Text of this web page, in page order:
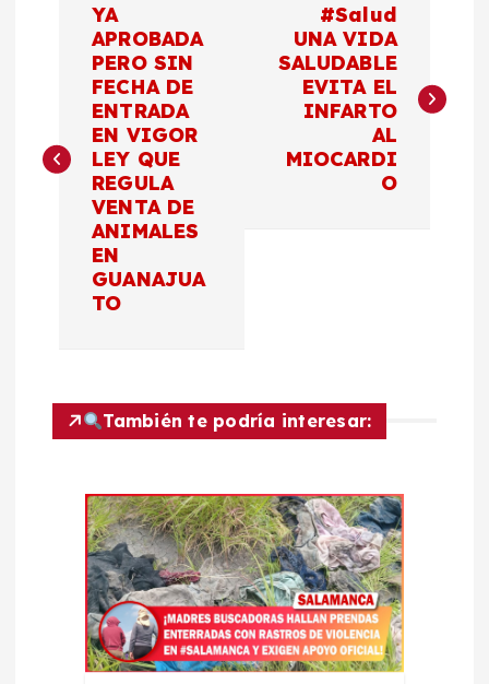
e
YA
APROBADA
PERO SIN
FECHA DE
ENTRADA
EN VIGOR
LEY QUE
REGULA
VENTA DE
ANIMALES
EN
GUANAJUA
TO
#Salud
UNA VIDA
SALUDABLE
EVITA EL
INFARTO
AL
MIOCARDI
O
También te podría interesar: